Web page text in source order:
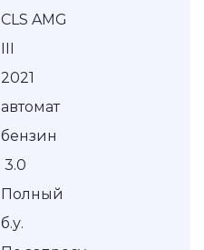
CLS AMG
III
2021
автомат
бензин
3.0
Полный
б.у.